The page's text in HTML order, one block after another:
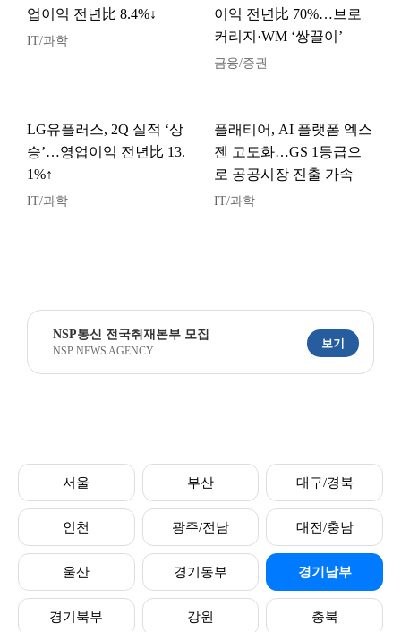
업이익 전년比 8.4%↓
IT/과학
이익 전년比 70%…브로
커리지·WM ‘쌍끌이’
금융/증권
LG유플러스, 2Q 실적 ‘상
승’…영업이익 전년比 13.
1%↑
IT/과학
플래티어, AI 플랫폼 엑스
젠 고도화…GS 1등급으
로 공공시장 진출 가속
IT/과학
NSP통신 전국취재본부 모집
NSP NEWS AGENCY
보기
서울 부산 대구/경북
인천 광주/전남 대전/충남
울산 경기동부 경기남부
경기북부 강원 충북